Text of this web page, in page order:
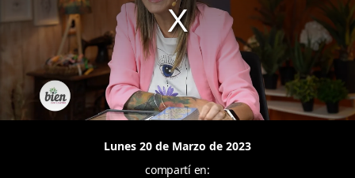
Lunes 20 de Marzo de 2023
compartí en: